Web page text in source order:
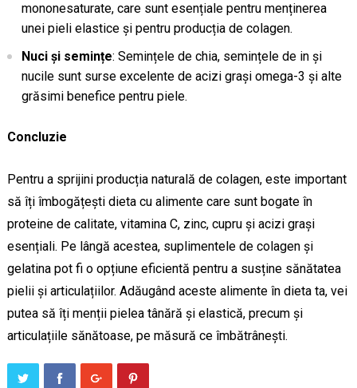
mononesaturate, care sunt esențiale pentru menținerea
unei pieli elastice și pentru producția de colagen.
Nuci și semințe: Semințele de chia, semințele de in și
nucile sunt surse excelente de acizi grași omega-3 și alte
grăsimi benefice pentru piele.
Concluzie
Pentru a sprijini producția naturală de colagen, este important
să îți îmbogățești dieta cu alimente care sunt bogate în
proteine de calitate, vitamina C, zinc, cupru și acizi grași
esențiali. Pe lângă acestea, suplimentele de colagen și
gelatina pot fi o opțiune eficientă pentru a susține sănătatea
pielii și articulațiilor. Adăugând aceste alimente în dieta ta, vei
putea să îți menții pielea tânără și elastică, precum și
articulațiile sănătoase, pe măsură ce îmbătrânești.